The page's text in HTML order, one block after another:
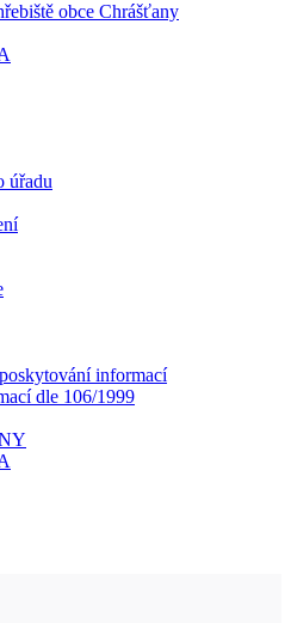
obce Chrášťany
úřadu
informací
dle 106/1999